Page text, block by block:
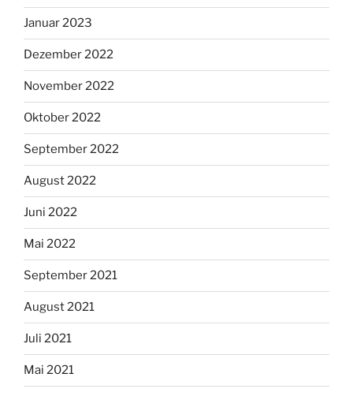
Januar 2023
Dezember 2022
November 2022
Oktober 2022
September 2022
August 2022
Juni 2022
Mai 2022
September 2021
August 2021
Juli 2021
Mai 2021